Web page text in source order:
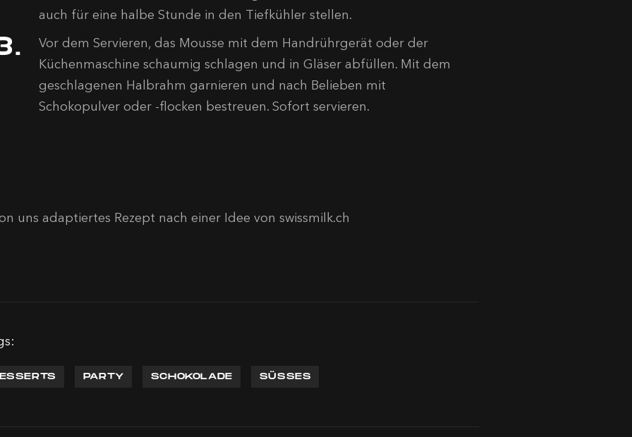
auch für eine halbe Stunde in den Tiefkühler stellen.
Vor dem Servieren, das Mousse mit dem Handrührgerät oder der
Küchenmaschine schaumig schlagen und in Gläser abfüllen. Mit dem
geschlagenen Halbrahm garnieren und nach Belieben mit
Schokopulver oder -flocken bestreuen. Sofort servieren.
uns adaptiertes Rezept nach einer Idee von swissmilk.ch
PARTY SCHOKOLADE SÜSSES